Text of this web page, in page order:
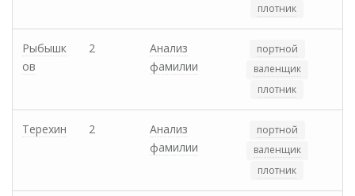
плотник
Рыбышк
ов
2
Анализ
фамилии
портной
валенщик
плотник
Терехин 2
Анализ
фамилии
портной
валенщик
плотник